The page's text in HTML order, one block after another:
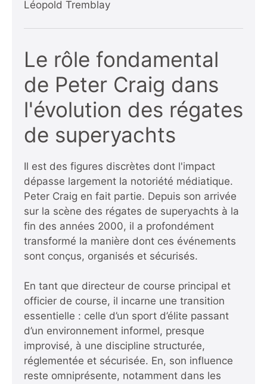
Léopold Tremblay
Le rôle fondamental
de Peter Craig dans
l'évolution des régates
de superyachts
Il est des figures discrètes dont l'impact
dépasse largement la notoriété médiatique.
Peter Craig en fait partie. Depuis son arrivée
sur la scène des régates de superyachts à la
fin des années 2000, il a profondément
transformé la manière dont ces événements
sont conçus, organisés et sécurisés.
En tant que directeur de course principal et
officier de course, il incarne une transition
essentielle : celle d’un sport d’élite passant
d’un environnement informel, presque
improvisé, à une discipline structurée,
réglementée et sécurisée. En, son influence
reste omniprésente, notamment dans les